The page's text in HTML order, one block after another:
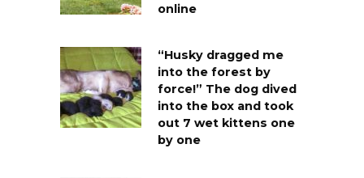
online
“Husky dragged me
into the forest by
force!” The dog dived
into the box and took
out 7 wet kittens one
by one